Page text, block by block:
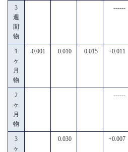
3
週
間
物
------
1
ヶ
月
物
-0.001 0.010 0.015 +0.011
2
ヶ
月
物
------
3
ヶ
0.030 +0.007